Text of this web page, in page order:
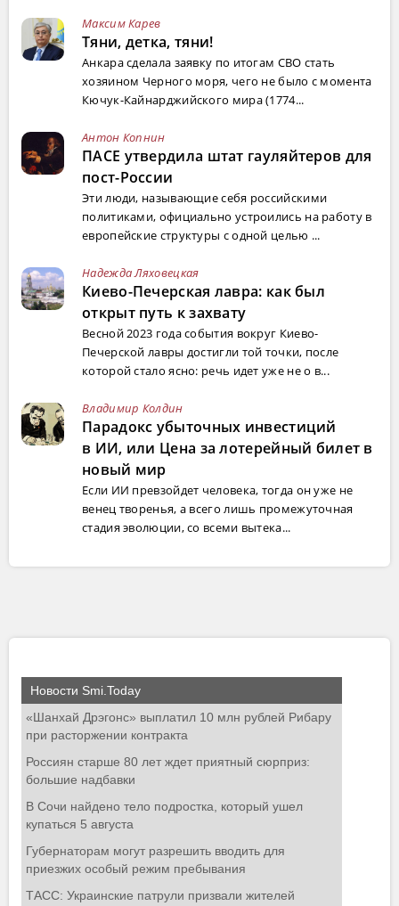
Максим Карев
Тяни, детка, тяни!
Анкара сделала заявку по итогам СВО стать
хозяином Черного моря, чего не было с момента
Кючук-Кайнарджийского мира (1774...
Антон Копнин
ПАСЕ утвердила штат гауляйтеров для
пост-России
Эти люди, называющие себя российскими
политиками, официально устроились на работу в
европейские структуры с одной целью ...
Надежда Ляховецкая
Киево-Печерская лавра: как был
открыт путь к захвату
Весной 2023 года события вокруг Киево-
Печерской лавры достигли той точки, после
которой стало ясно: речь идет уже не о в...
Владимир Колдин
Парадокс убыточных инвестиций
в ИИ, или Цена за лотерейный билет в
новый мир
Если ИИ превзойдет человека, тогда он уже не
венец творенья, а всего лишь промежуточная
стадия эволюции, со всеми вытека...